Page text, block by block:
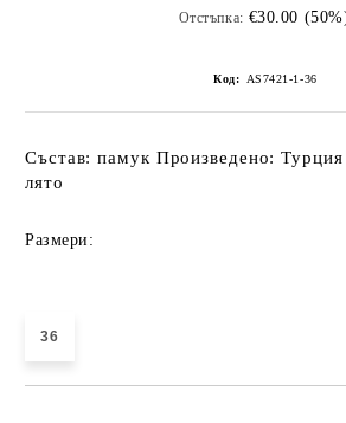
Отстъпка: €30.00
Код: AS7421-1-36
Състав: памук Произведено:
лято
Размери:
36